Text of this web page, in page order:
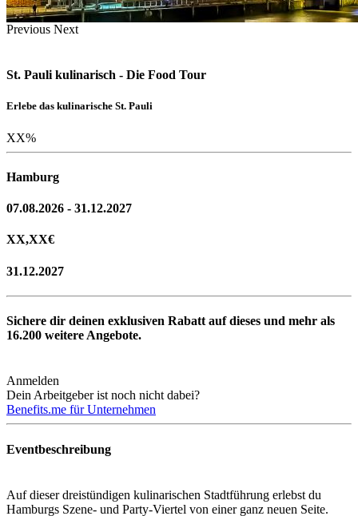
Previous Next
St. Pauli kulinarisch - Die Food Tour
Erlebe das kulinarische St. Pauli
XX%
Hamburg
07.08.2026 - 31.12.2027
XX,XX€
31.12.2027
Sichere dir deinen exklusiven Rabatt auf dieses und mehr als
16.200 weitere Angebote.
Anmelden
Dein Arbeitgeber ist noch nicht dabei?
Benefits.me für Unternehmen
Eventbeschreibung
Auf dieser dreistündigen kulinarischen Stadtführung erlebst du
Hamburgs Szene- und Party-Viertel von einer ganz neuen Seite.